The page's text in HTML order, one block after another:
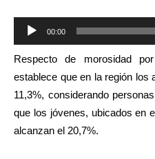
Reproductor
de
audio
00:00
Respecto de morosidad
establece que en la región los
11,3%, considerando
que los jóvenes, ubicados en
alcanzan el 20,7%.